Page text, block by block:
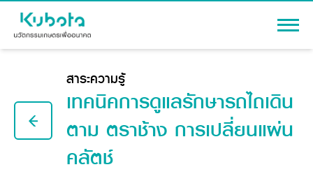
สาระความรู้
เทคนิคการดูแลรักษารถไถเดิน
ตาม ตราช้าง การเปลี่ยนแผ่น
คลัตช์